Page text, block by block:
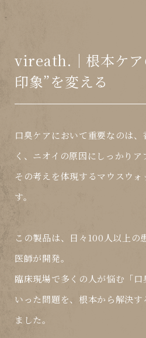
vireath.｜根本ケア
印象”を変える
口臭ケアにおいて重要なのは
く、 ニオイの原因にしっかり
その考えを体現するマウスウォ
す。
この製品は、日々100人以上の
医師が開発。
臨床現場で多くの人が悩む「
いった問題を、根本から解決
ました。